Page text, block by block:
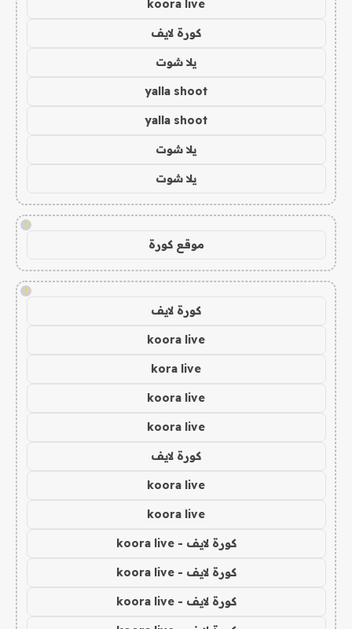
koora live
كورة لايف
يلا شوت
yalla shoot
yalla shoot
يلا شوت
يلا شوت
!
موقع كورة
!
كورة لايف
koora live
kora live
koora live
koora live
كورة لايف
koora live
koora live
كورة لايف - koora live
كورة لايف - koora live
كورة لايف - koora live